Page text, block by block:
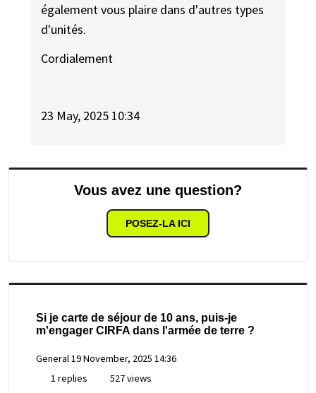
également vous plaire dans d'autres types
d'unités.
Cordialement
23 May, 2025 10:34
Vous avez une question?
POSEZ-LA ICI
Si je carte de séjour de 10 ans, puis-je
m'engager CIRFA dans l'armée de terre ?
General19 November, 2025 14:36
1 replies
527 views